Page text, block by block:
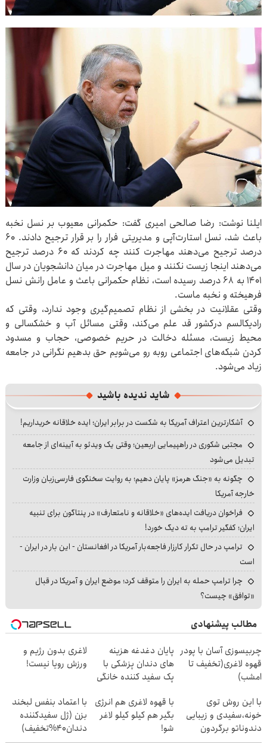
ایلنا نوشت: رضا صالحی امیری گفت: حکمرانی معیوب بر نسل نخبه
باعث شد، نسل استارت‌آپی و مدیریتی فرار را بر قرار ترجیح دادند. ۶۰
درصد ترجیح می‌دهند مهاجرت کنند چه کردند که ۶۰ درصد ترجیح
می‌دهند اینجا زیست نکنند و میل مهاجرت در میان دانشجویان در سال
۱۴۰۱ به ۶۸ درصد رسیده است، نظام حکمرانی باعث و عامل رانش نسل
فرهیخته و نخبه ماست.
وقتی عقلانیت در بخشی از نظام تصمیم‌گیری وجود ندارد، وقتی که
رادیکالسم درکشور قد علم می‌کند، وقتی مسائل آب و خشکسالی و
محیط زیست، مسئله دخالت در حریم خصوصی، حجاب و مسدود
کردن شبکه‌های اجتماعی روبه رو می‌شویم حق بدهیم نگرانی در جامعه
زیاد می‌شود.
شاید ندیده باشید
آشکارترین اعتراف آمریکا به شکست در برابر ایران؛ ایده خلاقانه خریداریم!
مجتبی شکوری در راهپیمایی اربعین؛ وقتی یک ویدئو به آیینه‌ای از جامعه
تبدیل می‌شود
چگونه به «جنگ هرمز» پایان دهیم؛ به روایت سخنگوی فارسی‌زبان وزارت
خارجه آمریکا
فراخوان دریافت ایده‌های «خلاقانه و نامتعارف» در پنتاگون برای تنبیه
ایران؛ کفگیر ترامپ به ته دیگ خورد!
ترامپ در حال تکرار کارزار فاجعه‌بار آمریکا در افغانستان - این بار در ایران -
است
چرا ترامپ حمله به ایران را متوقف کرد؛ موضع ایران و آمریکا در قبال
«توافق» چیست؟
مطالب پیشنهادی
چربیسوزی آسان با پودر
قهوه لاغری(تخفیف تا
امشب)
پایان دغدغه هزینه
های دندان پزشکی با
پک سفید کننده خانگی
لاغری بدون رژیم و
ورزش رویا نیست!
با این روش توی
خونه،سفیدی و زیبایی
دندوناتو برگردون
با قهوه لاغری هم انرژی
بگیر هم کیلو کیلو لاغر
شو!
با اعتماد بنفس لبخند
بزن (ژل سفیدکننده
دندان40%تخفیف)